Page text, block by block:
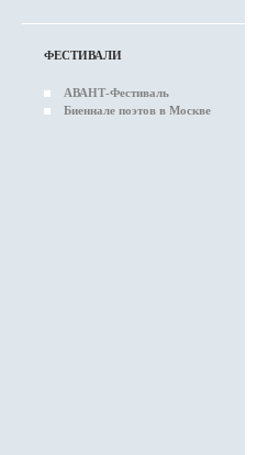
ФЕСТИВАЛИ
АВАНТ-Фестиваль
Биеннале поэтов в Москве